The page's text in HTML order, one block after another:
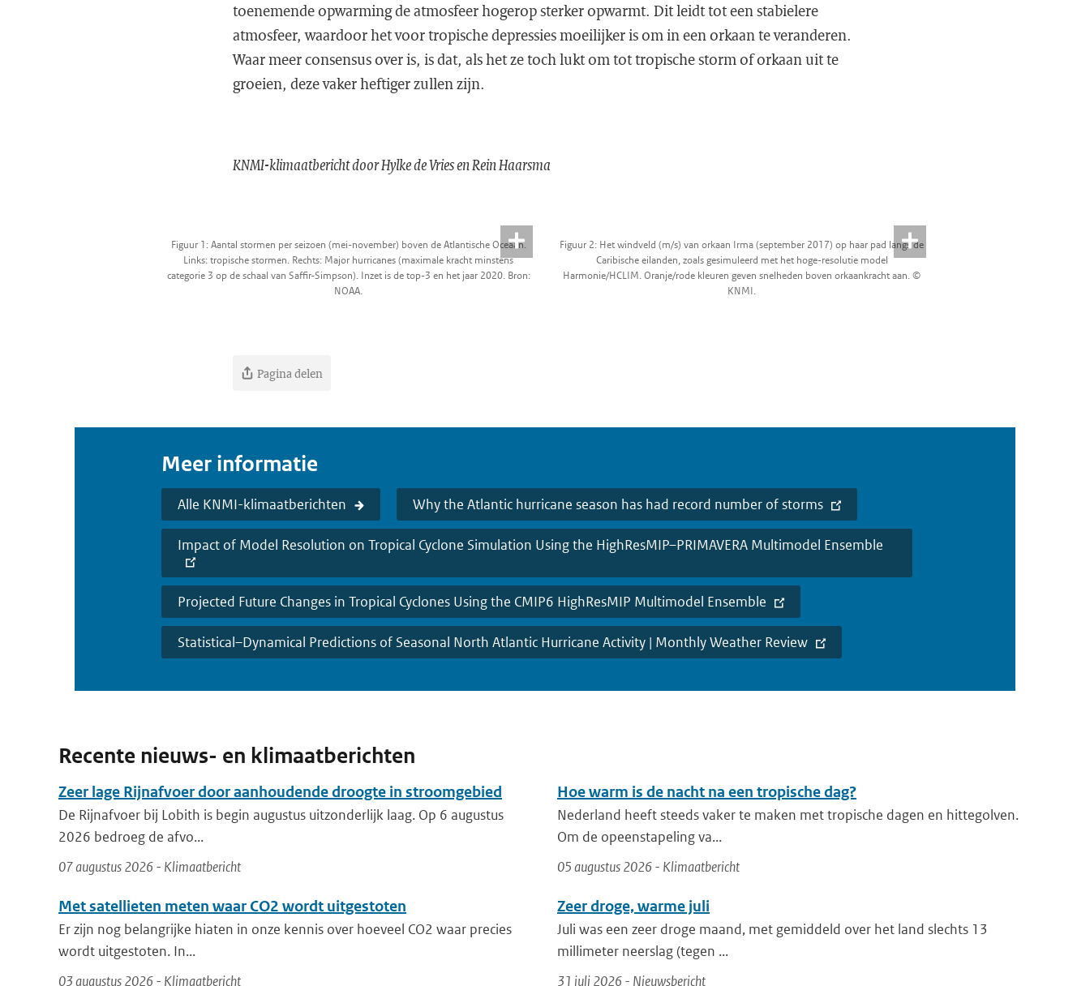
toenemende opwarming de atmosfeer hogerop sterker opwarmt. Dit leidt tot een stabielere
atmosfeer, waardoor het voor tropische depressies moeilijker is om in een orkaan te veranderen.
Waar meer consensus over is, is dat, als het ze toch lukt om tot tropische storm of orkaan uit te
groeien, deze vaker heftiger zullen zijn.
KNMI-klimaatbericht door Hylke de Vries en Rein Haarsma
Figuur 1: Aantal stormen per seizoen (mei-november) boven de Atlantische Oceaan.
Links: tropische stormen. Rechts: Major hurricanes (maximale kracht minstens
categorie 3 op de schaal van Saffir-Simpson). Inzet is de top-3 en het jaar 2020. Bron:
NOAA.
Figuur 2: Het windveld (m/s) van orkaan Irma (september 2017) op haar pad langs de
Caribische eilanden, zoals gesimuleerd met het hoge-resolutie model
Harmonie/HCLIM. Oranje/rode kleuren geven snelheden boven orkaankracht aan. ©
KNMI.
Pagina delen
Meer informatie
Alle KNMI-klimaatberichten Why the Atlantic hurricane season has had record number of storms
Impact of Model Resolution on Tropical Cyclone Simulation Using the HighResMIP–PRIMAVERA Multimodel Ensemble
Projected Future Changes in Tropical Cyclones Using the CMIP6 HighResMIP Multimodel Ensemble
Statistical–Dynamical Predictions of Seasonal North Atlantic Hurricane Activity | Monthly Weather Review
Recente nieuws- en klimaatberichten
Zeer lage Rijnafvoer door aanhoudende droogte in stroomgebied
De Rijnafvoer bij Lobith is begin augustus uitzonderlijk laag. Op 6 augustus
2026 bedroeg de afvo...
07 augustus 2026 - Klimaatbericht
Hoe warm is de nacht na een tropische dag?
Nederland heeft steeds vaker te maken met tropische dagen en hittegolven.
Om de opeenstapeling va...
05 augustus 2026 - Klimaatbericht
Met satellieten meten waar CO2 wordt uitgestoten
Er zijn nog belangrijke hiaten in onze kennis over hoeveel CO2 waar precies
wordt uitgestoten. In...
03 augustus 2026 - Klimaatbericht
Zeer droge, warme juli
Juli was een zeer droge maand, met gemiddeld over het land slechts 13
millimeter neerslag (tegen ...
31 juli 2026 - Nieuwsbericht